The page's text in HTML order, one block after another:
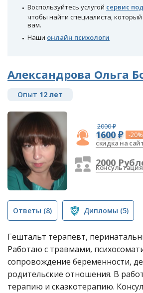
Воспользуйтесь услугой сервис
чтобы найти специалиста,
вам.
Наши онлайн психологи
Александрова Ольга
Опыт 12 лет
2000 ₽
1600 ₽ -20%
скидка на
2000
Ответы (8) Дипломы (5)
Гештальт терапевт,
Работаю с травмами,
сопровождение беременности,
родительские отношения. В
терапию и сказкотерапию.